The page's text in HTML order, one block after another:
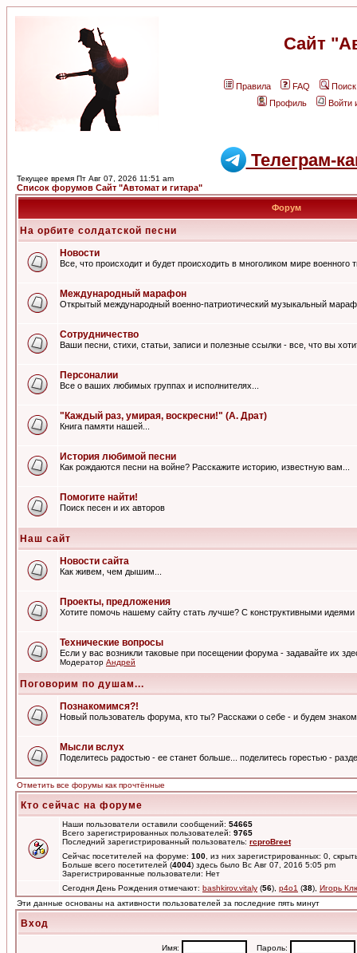
Сайт
Правила FAQ
Поиск
Профиль
Войти
Телеграм-
Текущее время Пт Авг 07, 2026 11:51 am
Список форумов Сайт "Автомат и гитара"
Форум
На орбите солдатской песни
Новости
Все, что происходит и будет происходить в многоликом мире военного
Международный марафон
Открытый международный военно-патриотический музыкальный
Сотрудничество
Ваши песни, стихи, статьи, записи и полезные ссылки - все, что вы
Персоналии
Все о ваших любимых группах и исполнителях...
"Каждый раз, умирая, воскресни!" (А. Драт)
Книга памяти нашей...
История любимой песни
Как рождаются песни на войне? Расскажите историю, известную вам...
Помогите найти!
Поиск песен и их авторов
Наш сайт
Новости сайта
Как живем, чем дышим...
Проекты, предложения
Хотите помочь нашему сайту стать лучше? С конструктивными
Технические вопросы
Если у вас возникли таковые при посещении форума - задавайте их
Модератор Андрей
Поговорим по душам...
Познакомимся?!
Новый пользователь форума, кто ты? Расскажи о себе - и будем
Мысли вслух
Поделитесь радостью - ее станет больше... поделитесь горестью -
Отметить все форумы как прочтённые
Кто сейчас на форуме
Наши пользователи оставили сообщений: 54665
Всего зарегистрированных пользователей: 9765
Последний зарегистрированный пользователь: rcproBreet
Сейчас посетителей на форуме: 100 , из них зарегистрированных: 0,
Больше всего посетителей (4004) здесь было Вс Авг 07, 2016 5:05 pm
Зарегистрированные пользователи: Нет
Сегодня День Рождения отмечают: bashkirov.vitaly (56), p4o1 (38), Игорь
Эти данные основаны на активности пользователей за последние пять минут
Вход
Имя: Пароль: